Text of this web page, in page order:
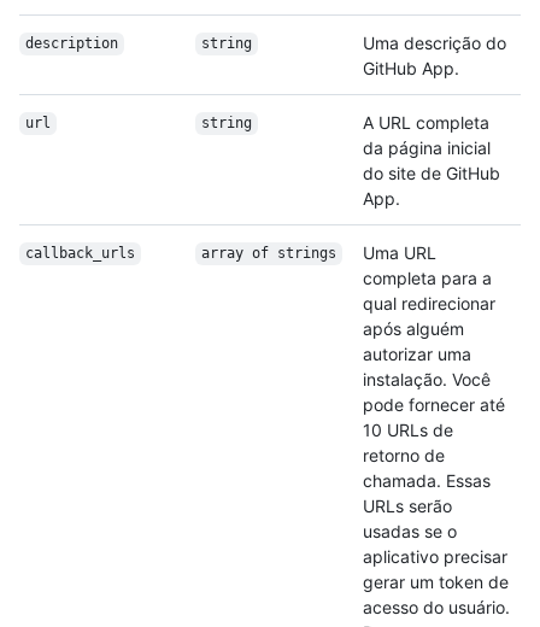
description string
Uma descrição do
GitHub App.
url string
A URL completa
da página inicial
do site de GitHub
App.
callback_urls array of strings
Uma URL
completa para a
qual redirecionar
após alguém
autorizar uma
instalação. Você
pode fornecer até
10 URLs de
retorno de
chamada. Essas
URLs serão
usadas se o
aplicativo precisar
gerar um token de
acesso do usuário.